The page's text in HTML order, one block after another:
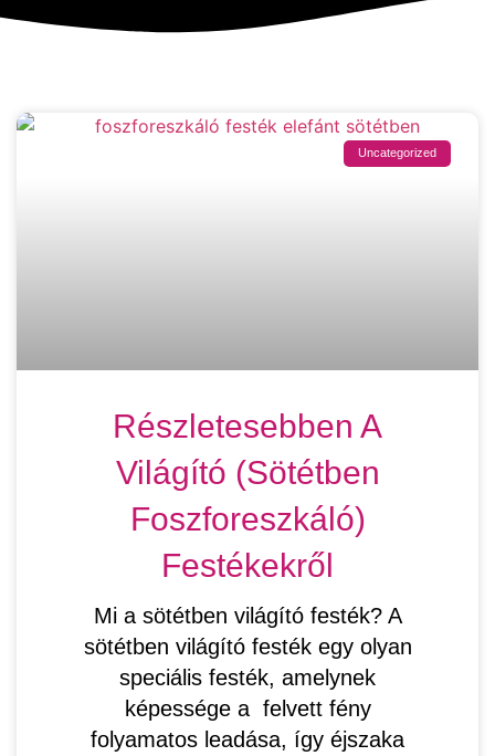
Uncategorized
Részletesebben A
Világító (sötétben
Foszforeszkáló)
Festékekről
Mi a sötétben világító festék? A
sötétben világító festék egy olyan
speciális festék, amelynek
képessége a felvett fény
folyamatos leadása, így éjszaka